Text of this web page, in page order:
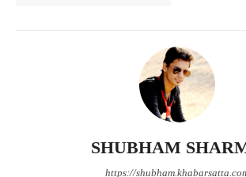
SHUBHAM
https://